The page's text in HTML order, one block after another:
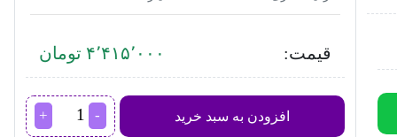
قیمت: ۴٬۴۱۵٬۰۰۰ تومان
افزودن به سبد خرید
چای
ساز